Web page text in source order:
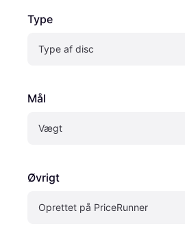
Type
Type af disc
Mål
Vægt
Øvrigt
Oprettet på PriceRunner